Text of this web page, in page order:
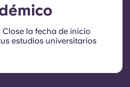
Close la fecha de inicio
estudios universitarios